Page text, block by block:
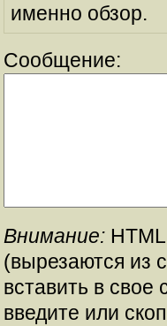
именно обзор.
Сообщение:
Внимание:
(вырезаются из
вставить в
введите или